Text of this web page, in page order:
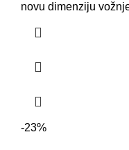
novu dimenziju
-23%